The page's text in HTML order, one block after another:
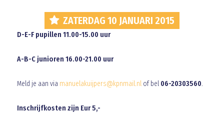
ZATERDAG 10 JANUARI 2015
D-E-F pupillen 11.00-15.00 uur
A-B-C junioren 16.00-21.00 uur
Meld je aan via manuelakuijpers@kpnmail.nlof bel 06-20303560.
Inschrijfkosten zijn Eur 5,-